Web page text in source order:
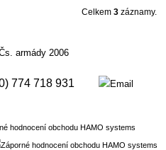
Celkem 3záznamy.
armády 2006
774 718 931